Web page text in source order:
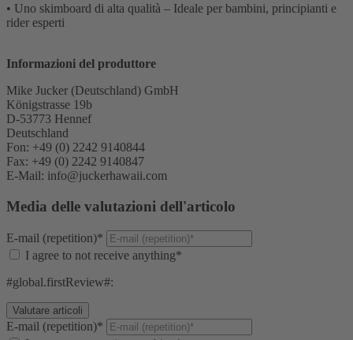
• Uno skimboard di alta qualità – Ideale per bambini, principianti e
rider esperti
Informazioni del produttore
Mike Jucker (Deutschland) GmbH
Königstrasse 19b
D-53773 Hennef
Deutschland
Fon: +49 (0) 2242 9140844
Fax: +49 (0) 2242 9140847
E-Mail: info@juckerhawaii.com
Media delle valutazioni dell'articolo
E-mail (repetition)*
I agree to not receive anything*
#global.firstReview#:
E-mail (repetition)*